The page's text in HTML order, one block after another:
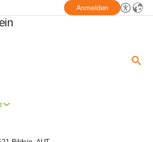
Anmelden